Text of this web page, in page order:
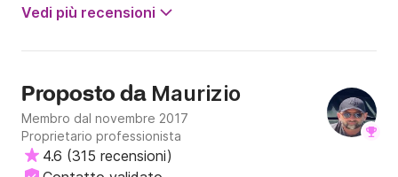
Vedi più recensioni
Proposto da Maurizio
Membro dal novembre 2017
Proprietario professionista
4.6 (315 recensioni)